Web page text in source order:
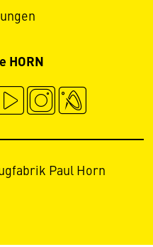
HORN
Paul Horn